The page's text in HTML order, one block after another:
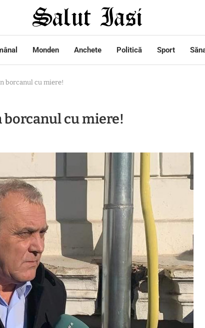
Monden Anchete Politică Sport
borcanul cu miere!
cu miere!